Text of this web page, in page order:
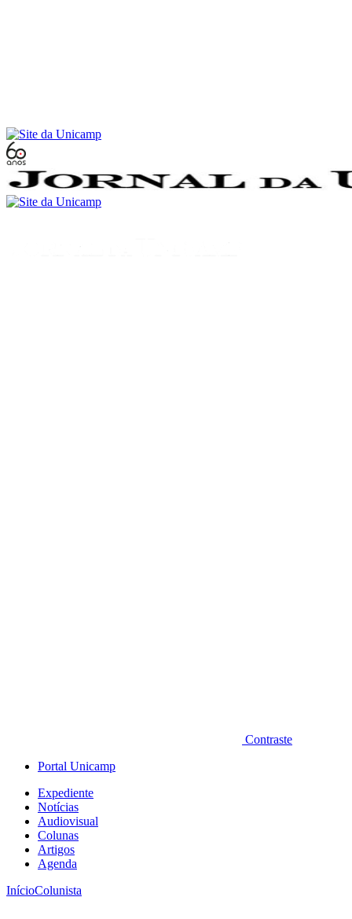
Contraste
Portal Unicamp
Expediente
Notícias
Audiovisual
Colunas
Artigos
Agenda
InícioColunista